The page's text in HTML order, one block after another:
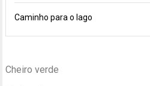
Caminho para o lago
Cheiro verde